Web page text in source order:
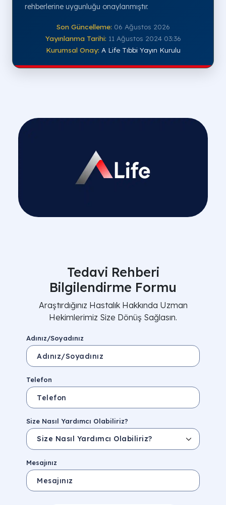
Faktör
Sıvı Dengesi
Vücut ağırlığına uygun (ort. 2.5L) su
Protein Kaynağı Mantar, mercimek, tofu gibi bitkisel
Aktivite Düzeyi Kardiyo kapasitesini koruyan düşük
şiddetli egzersizler.
İlaç Güvenliği
Kronik hastalık ilaçlarının düzenli ve
rehberlerine uygunluğu onaylanmıştır.
Son Güncelleme: 06 Ağustos 2026
Yayınlanma Tarihi: 11 Ağustos 2024 03:36
Kurumsal Onay: A Life Tıbbi Yayın Kurulu
Tedavi Rehberi
Bilgilendirme Formu
Araştırdığınız Hastalık Hakkında Uzman
Hekimlerimiz Size Dönüş Sağlasın.
Adınız/Soyadınız
Telefon
Size Nasıl Yardımcı Olabiliriz?
Mesajınız